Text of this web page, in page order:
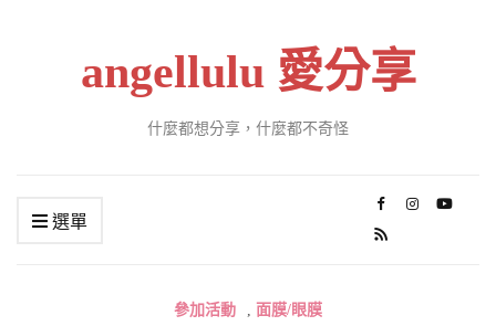
angellulu 愛分享
什麼都想分享，什麼都不奇怪
選單
參加活動 , 面膜/眼膜